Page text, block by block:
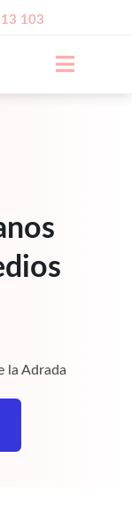
103
la Adrada